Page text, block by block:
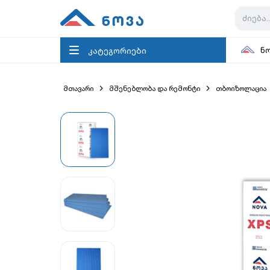
კატეგორიები
მთავარი მშენებლობა და რემონტი თბოიზოლაცია